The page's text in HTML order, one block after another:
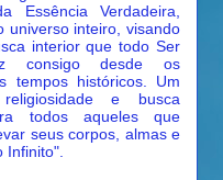
Essência Verdadeira,
universo inteiro, visando
interior que todo Ser
consigo desde os
tempos históricos. Um
e busca
todos aqueles que
seus corpos, almas e
Infinito".